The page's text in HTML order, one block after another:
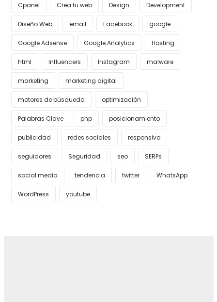
Cpanel Crea tu web Design Development
Diseño Web email Facebook google
Google Adsense Google Analytics Hosting
html Influencers Instagram malware
marketing marketing digital
motores de búsqueda optimización
Palabras Clave php posicionamiento
publicidad redes sociales responsivo
seguidores Seguridad seo SERPs
social media tendencia twitter WhatsApp
WordPress youtube